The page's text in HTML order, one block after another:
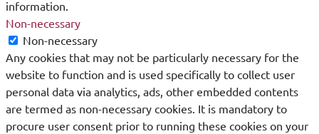
information.
Non-necessary
Non-necessary
Any cookies that may not be particularly necessary for the
website to function and is used specifically to collect user
personal data via analytics, ads, other embedded contents
are termed as non-necessary cookies. It is mandatory to
procure user consent prior to running these cookies on your